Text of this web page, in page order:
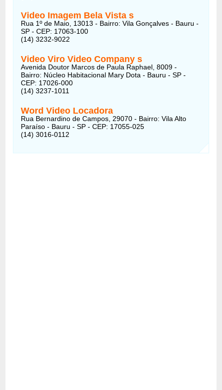
Video Imagem Bela Vistas
Rua 1º de Maio, 13013 - Bairro: Vila Gonçalves - Bauru -
SP - CEP: 17063-100
(14) 3232-9022
Video Viro Video Companys
Avenida Doutor Marcos de Paula Raphael, 8009 -
Bairro: Núcleo Habitacional Mary Dota - Bauru - SP -
CEP: 17026-000
(14) 3237-1011
Word Video Locadora
Rua Bernardino de Campos, 29070 - Bairro: Vila Alto
Paraíso - Bauru - SP - CEP: 17055-025
(14) 3016-0112